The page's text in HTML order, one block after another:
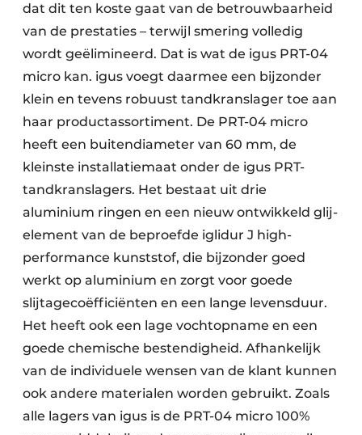
dat dit ten koste gaat van de betrouwbaarheid
van de prestaties – terwijl smering volledig
wordt geëlimineerd. Dat is wat de igus PRT-04
micro kan. igus voegt daarmee een bijzonder
klein en tevens robuust tandkranslager toe aan
haar productassortiment. De PRT-04 micro
heeft een buitendiameter van 60 mm, de
kleinste installatiemaat onder de igus PRT-
tandkranslagers. Het bestaat uit drie
aluminium ringen en een nieuw ontwikkeld glij-
element van de beproefde iglidur J high-
performance kunststof, die bijzonder goed
werkt op aluminium en zorgt voor goede
slijtagecoëfficiënten en een lange levensduur.
Het heeft ook een lage vochtopname en een
goede chemische bestendigheid. Afhankelijk
van de individuele wensen van de klant kunnen
ook andere materialen worden gebruikt. Zoals
alle lagers van igus is de PRT-04 micro 100%